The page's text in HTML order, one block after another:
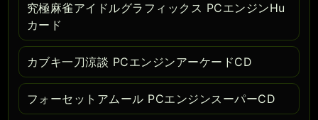
究極麻雀アイドルグラフィックス PCエンジンHu
カード
カブキ一刀涼談 PCエンジンアーケードCD
フォーセットアムール PCエンジンスーパーCD